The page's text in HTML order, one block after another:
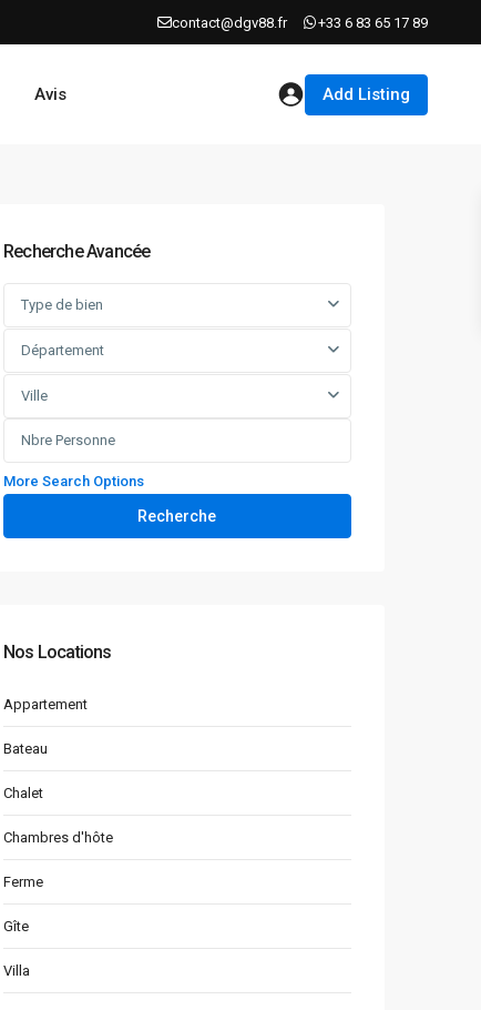
contact@dgv88.fr +33 6 83 65 17 89
Avis Add Listing
Recherche Avancée
Type de bien
Département
Ville
More Search Options
Recherche
Nos Locations
Appartement
Bateau
Chalet
Chambres d'hôte
Ferme
Gîte
Villa